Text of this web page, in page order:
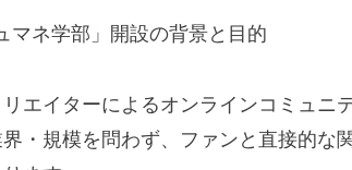
マネ学部」開設の背景と目的
エイターによるオンラインコミュニ
・規模を問わず、ファンと直接的な